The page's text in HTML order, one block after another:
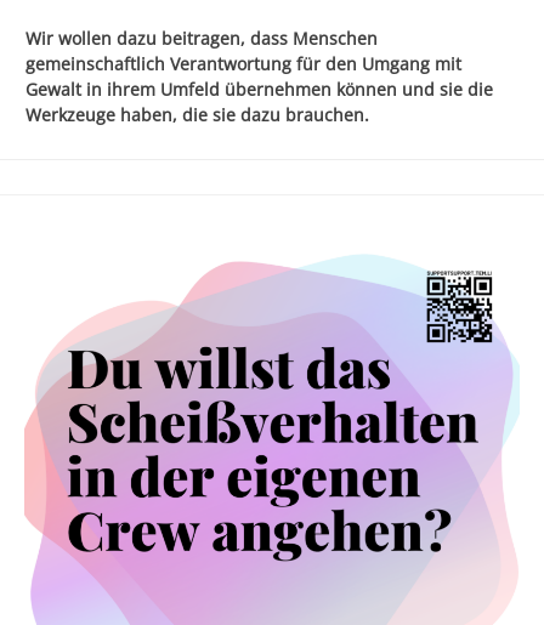
Wir wollen dazu beitragen, dass Menschen
gemeinschaftlich Verantwortung für den Umgang mit
Gewalt in ihrem Umfeld übernehmen können und sie die
Werkzeuge haben, die sie dazu brauchen.